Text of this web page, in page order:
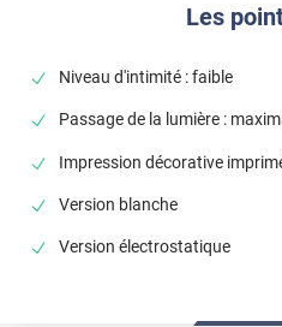
Les
Niveau d'intimité : faible
Passage de la lumière :
Impression décorative
Version blanche
Version électrostatique